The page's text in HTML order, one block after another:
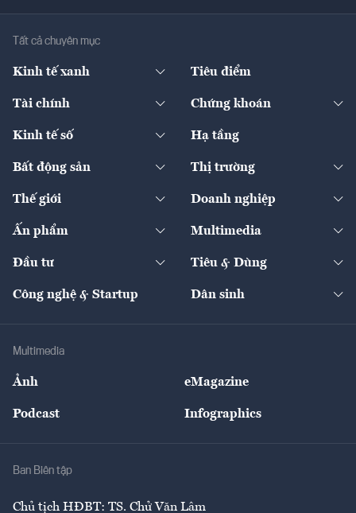
Tất cả chuyên mục
Kinh tế xanh
Diễn đàn
Tiêu điểm
Tài chính
Ngân hàng
Bảo hiểm
Chứng khoán
Doanh nghiệp niêm yết
Khung pháp lý
Kinh tế số
Sản phẩm - Thị trường
Start-up
Quản trị số
Hạ tầng
Bất động sản
Chính sách
Tư vấn
Thị trường
Thị trường
Nông sản
Thế giới
Kinh tế
Doanh nghiệp
Ấn phẩm
The Guide
Multimedia
Đầu tư Tiêu & Dùng
Giải trí
Công nghệ & Startup Dân sinh
Multimedia
Ảnh eMagazine
Podcast Infographics
Ban Biên tập
Chủ tịch HĐBT: TS. Chử Văn Lâm